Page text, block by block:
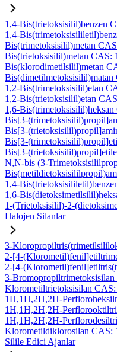
1,4-Bis(trietoksisilil)benzen
1,4-
Bis(trimetoksisilil)metan
Bis(trietoksisilil)metan CAS:
Bis(klorodimetilsilil)metan
Bis(dimetilmetoksisilil)matan
1,2-Bis(trimetoksisilil)etan
1,2-Bis(trietoksisilil)etan
1,6-Bis(trimetoksisilil)heksan
Bis[3-
Bis[3-
Bis[3-
Bis[3-
N,N-bis (3-
1,4-
1,6-
1-(Trietoksisilil)-2-
Halojen Silanlar
3-
2-[4-
2-[4-
3-
Klorometiltrietoksisilan
1H,1H,2H,2H-
1H,1H,2H,2H-
1H,1H,2H,2H-
Klorometildiklorosilan CAS:
Silile Edici Ajanlar